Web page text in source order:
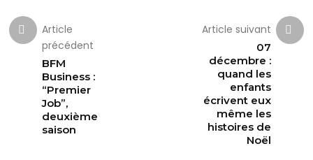
Article
précédent
BFM
Business :
“Premier
Job”,
deuxième
saison
Article suivant
07
décembre :
quand les
enfants
écrivent eux
même les
histoires de
Noël